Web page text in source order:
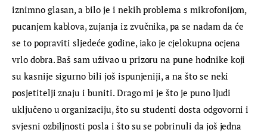
iznimno glasan, a bilo je i nekih problema s mikrofonijom,
pucanjem kablova, zujanja iz zvučnika, pa se nadam da će
se to popraviti sljedeće godine, iako je cjelokupna ocjena
vrlo dobra. Baš sam uživao u prizoru na pune hodnike koji
su kasnije sigurno bili još ispunjeniji, a na što se neki
posjetitelji znaju i buniti. Drago mi je što je puno ljudi
uključeno u organizaciju, što su studenti dosta odgovorni i
svjesni ozbiljnosti posla i što su se pobrinuli da još jedna